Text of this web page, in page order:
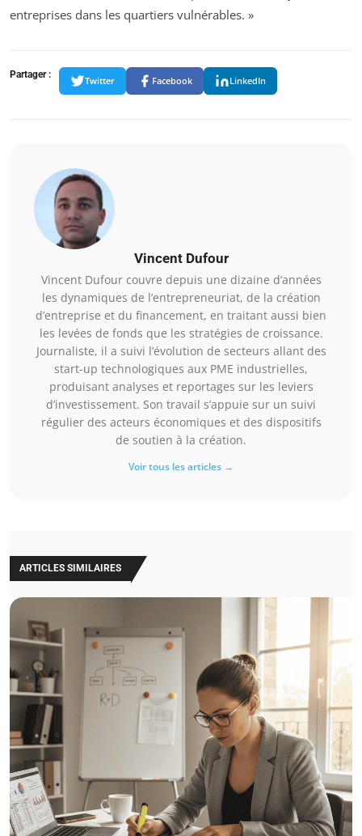
entreprises dans les quartiers vulnérables. »
Partager :
Twitter Facebook LinkedIn
Vincent Dufour
Vincent Dufour couvre depuis une dizaine d’années
les dynamiques de l’entrepreneuriat, de la création
d’entreprise et du financement, en traitant aussi bien
les levées de fonds que les stratégies de croissance.
Journaliste, il a suivi l’évolution de secteurs allant des
start-up technologiques aux PME industrielles,
produisant analyses et reportages sur les leviers
d’investissement. Son travail s’appuie sur un suivi
régulier des acteurs économiques et des dispositifs
de soutien à la création.
Voir tous les articles →
ARTICLES SIMILAIRES